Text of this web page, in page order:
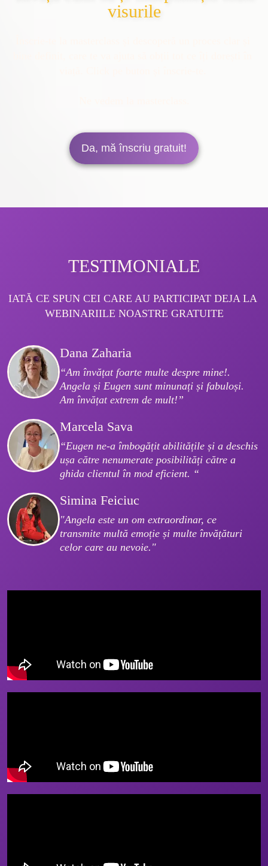
visurile
Da, mă înscriu gratuit!
TESTIMONIALE
IATĂ CE SPUN CEI CARE AU PARTICIPAT DEJA LA
WEBINARIILE NOASTRE GRATUITE
Dana Zaharia
“Am învățat foarte multe despre mine!.
Angela și Eugen sunt minunați și fabuloși.
Am învățat extrem de mult!”
Marcela Sava
“Eugen ne-a îmbogățit abilitățile și a deschis
ușa către nenumerate posibilități către a
ghida clientul în mod eficient. “
Simina Feiciuc
"Angela este un om extraordinar, ce
transmite multă emoție și multe învățături
celor care au nevoie."